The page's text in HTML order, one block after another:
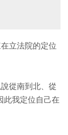
立法院的定位
從南到北、從
此我定位自己在